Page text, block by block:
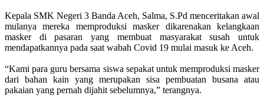
Kepala SMK Negeri 3 Banda Aceh, Salma, S.Pd menceritakan awal
mulanya mereka memproduksi masker dikarenakan kelangkaan
masker di pasaran yang membuat masyarakat susah untuk
mendapatkannya pada saat wabah Covid 19 mulai masuk ke Aceh.
“Kami para guru bersama siswa sepakat untuk memproduksi masker
dari bahan kain yang merupakan sisa pembuatan busana atau
pakaian yang pernah dijahit sebelumnya,” terangnya.